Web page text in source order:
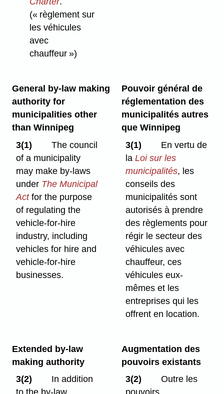
(« règlement sur
les véhicules
avec
chauffeur »)
General by-law making
authority for
municipalities other
than Winnipeg
3(1)
The council
of a municipality
may make by-laws
under The Municipal
Actfor the purpose
of regulating the
vehicle-for-hire
industry, including
vehicles for hire and
vehicle-for-hire
businesses.
Pouvoir général de
réglementation des
municipalités autres
que Winnipeg
3(1)
En vertu de
laLoi sur les
municipalités, les
conseils des
municipalités sont
autorisés à prendre
des règlements pour
régir le secteur des
véhicules avec
chauffeur, ces
véhicules eux-
mêmes et les
entreprises qui les
offrent en location.
Extended by-law
making authority
3(2)
In addition
Augmentation des
pouvoirs existants
3(2)
Outre les